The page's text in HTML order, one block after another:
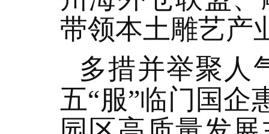
带领本土雕艺产
多措并举聚人
五“服”临门国企